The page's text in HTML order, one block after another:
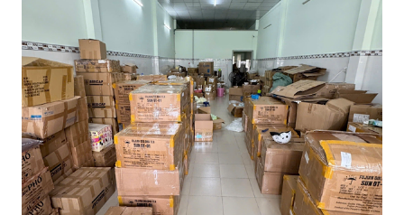
thay đồ. Chỉ trong vài phút, phòng khách được sắp xếp lại. Hai
đèn chiếu ngược sáng bật lên. Một chiếc điện thoại được gắn cố
định. Cả ba người vào vị trí. Wu đã chuẩn bị sẵn lời thoại và trao
đổi trước cách diễn đạt với ông và mẹ, thậm chí còn bàn xem
dùng từ nào trong phương ngữ Thượng Hải nghe tự nhiên nhất
trên camera. Ông cô nhăn mặt khi nghe giải thích về Thế vận
hội Mùa đông. “Người già như tụi ông không hiểu mấy cái này...